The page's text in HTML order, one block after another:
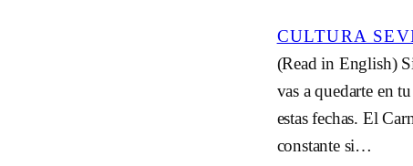
CULTURA
(Read in English)
vas a quedarte en
estas fechas. El
constante si…